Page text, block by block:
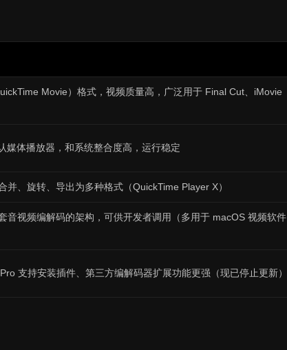
Movie）格式，视频质量高，广泛用于 Final Cut、iMovie
媒体播放器，和系统整合度高，运行稳定
并、旋转、导出为多种格式（QuickTime Player X）
音视频编解码的架构，可供开发者调用（多用于 macOS 视频软件
支持安装插件、第三方编解码器扩展功能更强（现已停止更新）